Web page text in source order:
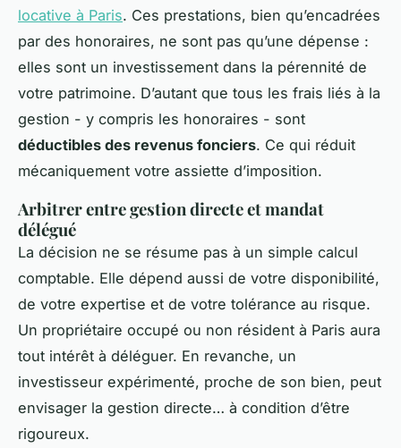
locative à Paris. Ces prestations, bien qu’encadrées
par des honoraires, ne sont pas qu’une dépense :
elles sont un investissement dans la pérennité de
votre patrimoine. D’autant que tous les frais liés à la
gestion - y compris les honoraires - sont
déductibles des revenus fonciers. Ce qui réduit
mécaniquement votre assiette d’imposition.
Arbitrer entre gestion directe et mandat
délégué
La décision ne se résume pas à un simple calcul
comptable. Elle dépend aussi de votre disponibilité,
de votre expertise et de votre tolérance au risque.
Un propriétaire occupé ou non résident à Paris aura
tout intérêt à déléguer. En revanche, un
investisseur expérimenté, proche de son bien, peut
envisager la gestion directe… à condition d’être
rigoureux.